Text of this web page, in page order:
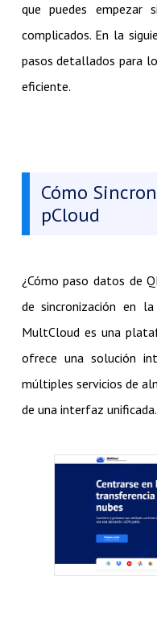
que puedes empezar
complicados. En la
pasos detallados para
eficiente.
Cómo
pCloud
¿Cómo paso datos de
de sincronización en
MultCloud es una
ofrece una solución
múltiples servicios de
de una interfaz unificada.